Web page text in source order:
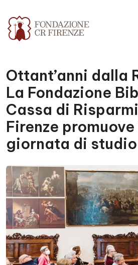
Ottant’anni dalla
La Fondazione
Cassa di
Firenze promuove
giornata di studio